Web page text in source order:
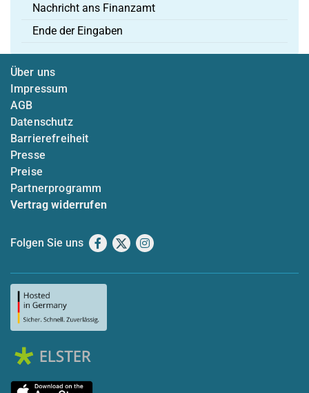
Nachricht ans Finanzamt
Ende der Eingaben
Über uns
Impressum
AGB
Datenschutz
Barrierefreiheit
Presse
Preise
Partnerprogramm
Vertrag widerrufen
Folgen Sie uns Facebook
X Instagram